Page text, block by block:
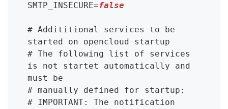
SMTP_INSECURE=false
# Addititional services to be
started on opencloud startup
# The following list of services
is not startet automatically and
must be
# manually defined for startup:
# IMPORTANT: The notification